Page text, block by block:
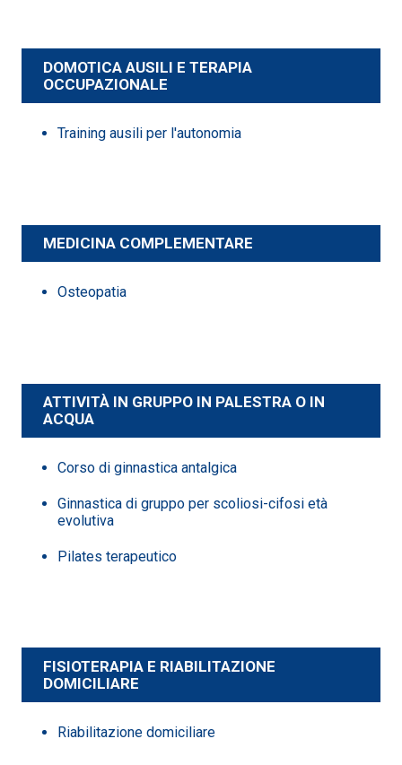
DOMOTICA AUSILI E TERAPIA
OCCUPAZIONALE
Training ausili per l'autonomia
MEDICINA COMPLEMENTARE
Osteopatia
ATTIVITÀ IN GRUPPO IN PALESTRA O IN
ACQUA
Corso di ginnastica antalgica
Ginnastica di gruppo per scoliosi-cifosi età
evolutiva
Pilates terapeutico
FISIOTERAPIA E RIABILITAZIONE
DOMICILIARE
Riabilitazione domiciliare